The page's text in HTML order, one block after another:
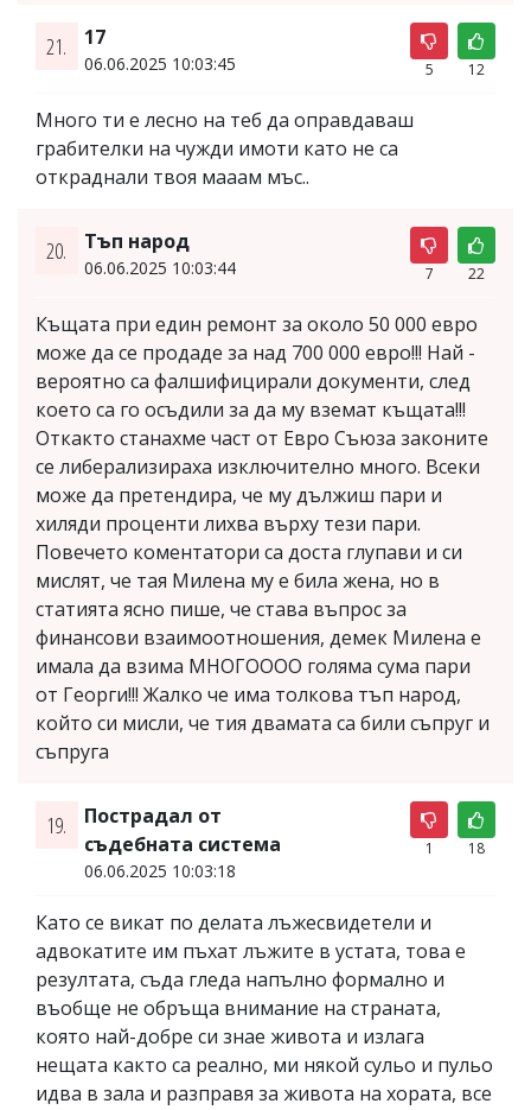
21. 17
06.06.2025 10:03:45 5 12
Много ти е лесно на теб да оправдаваш
грабителки на чужди имоти като не са
откраднали твоя мааам мъс..
20. Тъп народ
06.06.2025 10:03:44 7 22
Къщата при един ремонт за около 50 000 евро
може да се продаде за над 700 000 евро!!! Най -
вероятно са фалшифицирали документи, след
което са го осъдили за да му вземат къщата!!!
Откакто станахме част от Евро Съюза законите
се либерализираха изключително много. Всеки
може да претендира, че му дължиш пари и
хиляди проценти лихва върху тези пари.
Повечето коментатори са доста глупави и си
мислят, че тая Милена му е била жена, но в
статията ясно пише, че става въпрос за
финансови взаимоотношения, демек Милена е
имала да взима МНОГОООО голяма сума пари
от Георги!!! Жалко че има толкова тъп народ,
който си мисли, че тия двамата са били съпруг и
съпруга
19.
Пострадал от
съдебната система
06.06.2025 10:03:18
1 18
Като се викат по делата лъжесвидетели и
адвокатите им пъхат лъжите в устата, това е
резултата, съда гледа напълно формално и
въобще не обръща внимание на страната,
която най-добре си знае живота и излага
нещата както са реално, ми някой сульо и пульо
идва в зала и разправя за живота на хората, все